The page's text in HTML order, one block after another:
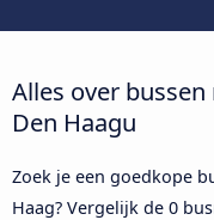
Alles over
Den Haagu
Zoek je een goedkope
Haag? Vergelijk de 0